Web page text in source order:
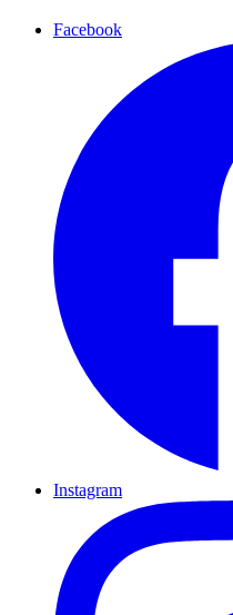
Facebook
Instagram